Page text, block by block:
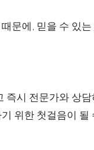
문에, 믿을 수 있는
즉시 전문가와 상
위한 첫걸음이